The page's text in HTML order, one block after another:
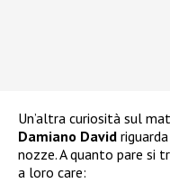
Un’altra curiosità sul
Damiano David
nozze. A quanto pare si
a loro care: